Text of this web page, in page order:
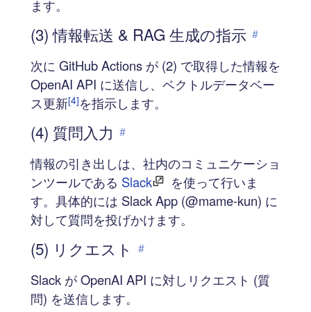
ます。
(3) 情報転送 & RAG 生成の指示 #
次に GitHub Actions が (2) で取得した情報を
OpenAI API に送信し、ベクトルデータベー
ス更新[4]を指示します。
(4) 質問入力 #
情報の引き出しは、社内のコミュニケーショ
ンツールである Slack
を使って行いま
す。具体的には Slack App (@mame-kun) に
対して質問を投げかけます。
(5) リクエスト #
Slack が OpenAI API に対しリクエスト (質
問) を送信します。